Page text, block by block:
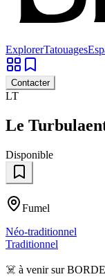
ExplorerTatouages
Contacter
LT
Le
Disponible
Fumel
Néo-traditionnel
Traditionnel
☠️ à venir sur